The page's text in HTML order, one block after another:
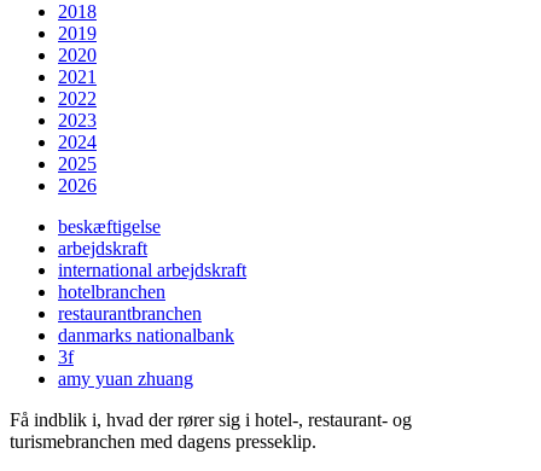
2018
2019
2020
2021
2022
2023
2024
2025
2026
beskæftigelse
arbejdskraft
international arbejdskraft
hotelbranchen
restaurantbranchen
danmarks nationalbank
3f
amy yuan zhuang
Få indblik i, hvad der rører sig i hotel-, restaurant- og
turismebranchen med dagens presseklip.